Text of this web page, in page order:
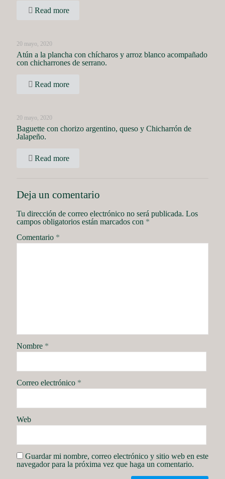
Read more
20 mayo, 2020
Atún a la plancha con chícharos y arroz blanco acompañado
con chicharrones de serrano.
Read more
20 mayo, 2020
Baguette con chorizo argentino, queso y Chicharrón de
Jalapeño.
Read more
Deja un comentario
Tu dirección de correo electrónico no será publicada. Los
campos obligatorios están marcados con *
Comentario *
Nombre *
Correo electrónico *
Web
Guardar mi nombre, correo electrónico y sitio web en este
navegador para la próxima vez que haga un comentario.